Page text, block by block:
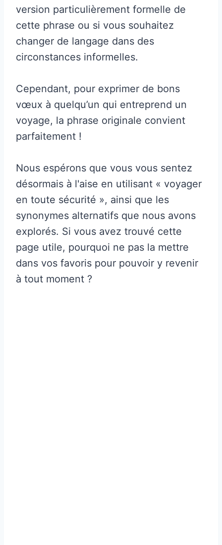
version particulièrement formelle de
cette phrase ou si vous souhaitez
changer de langage dans des
circonstances informelles.
Cependant, pour exprimer de bons
vœux à quelqu’un qui entreprend un
voyage, la phrase originale convient
parfaitement !
Nous espérons que vous vous sentez
désormais à l'aise en utilisant « voyager
en toute sécurité », ainsi que les
synonymes alternatifs que nous avons
explorés. Si vous avez trouvé cette
page utile, pourquoi ne pas la mettre
dans vos favoris pour pouvoir y revenir
à tout moment ?